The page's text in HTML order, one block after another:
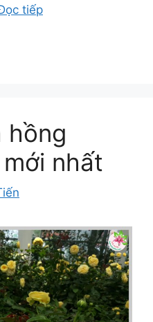
tiếp
hồng
nhất